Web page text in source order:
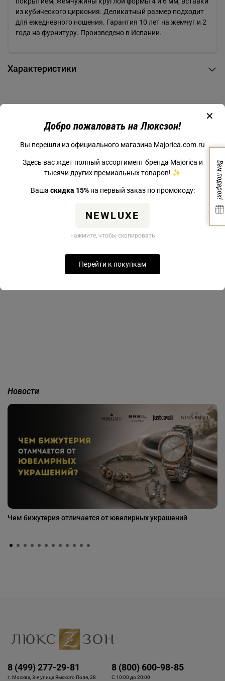
из кубического циркония. Деликатный размер подходит
для ежедневного ношения. Гарантия 10 лет на жемчуг и 2
года на фурнитуру. Произведено в Испании.
Характеристики
Из коллекции Majorica TIMELESS
Кулоны Majorica
12849.01.2.N42.000.1
19 100 ₽
Серьги Majorica
12850.01.2.000.010.1
17 400 ₽
Новости
Чем бижутерия отличается от ювелирных украшений
8 (499) 277-29-81
г. Москва, 3-я улица Ямского Поля, 28
8 (800) 600-98-85
С 10:00 до 20:00
✕
Добро пожаловать на Люксзон!
Вы перешли из официального магазина Majorica.com.ru
Здесь вас ждет полный ассортимент бренда Majorica и
тысячи других премиальных товаров! ✨
Ваша скидка 15%на первый заказ по промокоду:
NEWLUXE
нажмите, чтобы скопировать
Перейти к покупкам
Вам подарок!